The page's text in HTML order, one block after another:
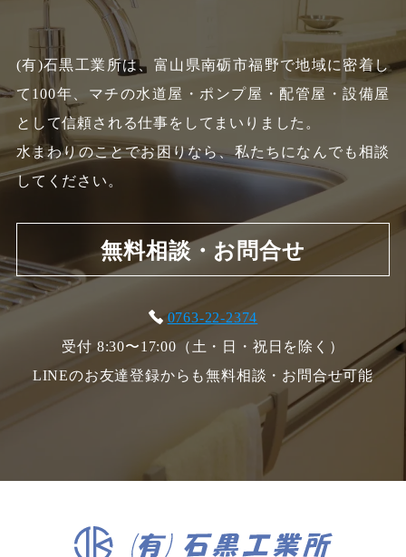
(有)石黒工業所は、富山県南砺市福野で地域に密着し
て100年、 マチの水道屋・ポンプ屋・配管屋・設備屋
として信頼される仕事をしてまいりました。
水まわりのことでお困りなら、私たちになんでも相談
してください。
無料相談・お問合せ
0763-22-2374
受付 8:30〜17:00（土・日・祝日を除く）
LINEのお友達登録からも無料相談・お問合せ可能